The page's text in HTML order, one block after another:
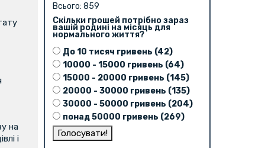
на
і
Всього: 859
Скільки грошей потрібно зараз
вашій родині на місяць для
нормального життя?
До 10 тисяч гривень (42)
10000 - 15000 гривень (64)
15000 - 20000 гривень (145)
20000 - 30000 гривень (135)
30000 - 50000 гривень (204)
понад 50000 гривень (269)